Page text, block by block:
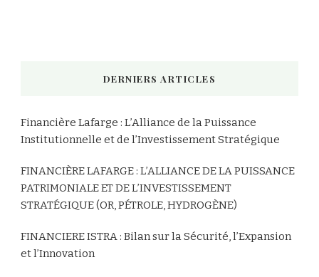
DERNIERS ARTICLES
Financière Lafarge : L’Alliance de la Puissance
Institutionnelle et de l’Investissement Stratégique
FINANCIÈRE LAFARGE : L’ALLIANCE DE LA PUISSANCE
PATRIMONIALE ET DE L’INVESTISSEMENT
STRATÉGIQUE (OR, PÉTROLE, HYDROGÈNE)
FINANCIERE ISTRA : Bilan sur la Sécurité, l’Expansion
et l’Innovation